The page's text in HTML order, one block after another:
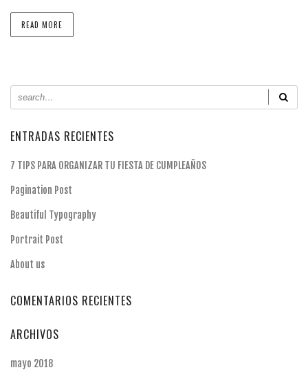
READ MORE
ENTRADAS RECIENTES
7 TIPS PARA ORGANIZAR TU FIESTA DE CUMPLEAÑOS
Pagination Post
Beautiful Typography
Portrait Post
About us
COMENTARIOS RECIENTES
ARCHIVOS
mayo 2018